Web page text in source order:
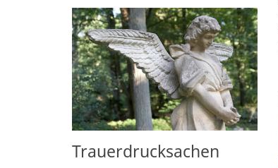
Trauerdrucksachen